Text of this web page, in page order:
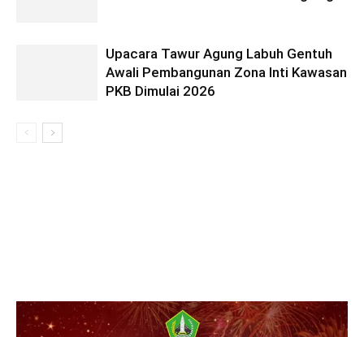
Upacara Tawur Agung Labuh Gentuh
Awali Pembangunan Zona Inti Kawasan
PKB Dimulai 2026